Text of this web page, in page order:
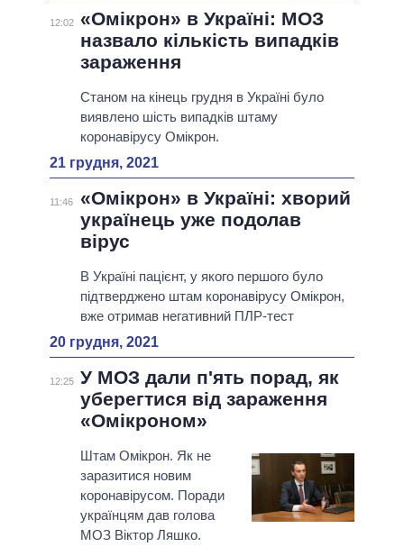
12:02
«Омікрон» в Україні: МОЗ
назвало кількість випадків
зараження
Станом на кінець грудня в Україні було
виявлено шість випадків штаму
коронавірусу Омікрон.
21 грудня, 2021
11:46
«Омікрон» в Україні: хворий
українець уже подолав
вірус
В Україні пацієнт, у якого першого було
підтверджено штам коронавірусу Омікрон,
вже отримав негативний ПЛР-тест
20 грудня, 2021
12:25 У МОЗ дали п'ять порад, як
уберегтися від зараження
«Омікроном»
Штам Омікрон. Як не
заразитися новим
коронавірусом. Поради
українцям дав голова
МОЗ Віктор Ляшко.